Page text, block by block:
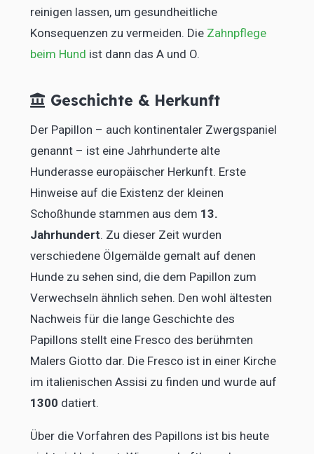
reinigen lassen, um gesundheitliche
Konsequenzen zu vermeiden. Die Zahnpflege
beim Hund ist dann das A und O.
Geschichte & Herkunft
Der Papillon – auch kontinentaler Zwergspaniel
genannt – ist eine Jahrhunderte alte
Hunderasse europäischer Herkunft. Erste
Hinweise auf die Existenz der kleinen
Schoßhunde stammen aus dem 13.
Jahrhundert. Zu dieser Zeit wurden
verschiedene Ölgemälde gemalt auf denen
Hunde zu sehen sind, die dem Papillon zum
Verwechseln ähnlich sehen. Den wohl ältesten
Nachweis für die lange Geschichte des
Papillons stellt eine Fresco des berühmten
Malers Giotto dar. Die Fresco ist in einer Kirche
im italienischen Assisi zu finden und wurde auf
1300 datiert.
Über die Vorfahren des Papillons ist bis heute